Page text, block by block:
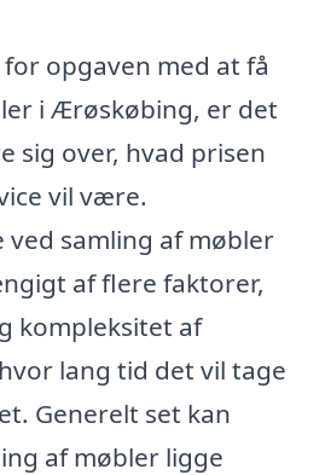
opgaven med at få
i Ærøskøbing, er det
sig over, hvad prisen
vil være.
samling af møbler
af flere faktorer,
kompleksitet af
lang tid det vil tage
Generelt set kan
af møbler ligge